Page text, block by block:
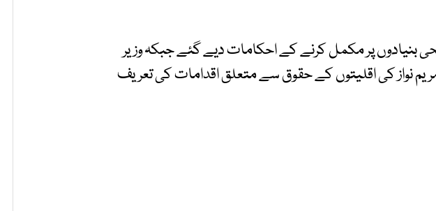
بنیادوں پر مکمل کرنے کے احکامات دیے گئے جبکہ وزیر
نواز کی اقلیتوں کے حقوق سے متعلق اقدامات کی تعریف